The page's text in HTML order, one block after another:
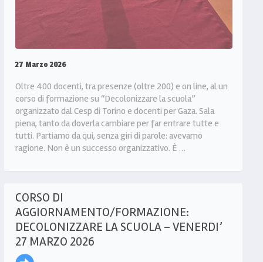
27 Marzo 2026
Oltre 400 docenti, tra presenze (oltre 200) e on line, al un
corso di formazione su “Decolonizzare la scuola”
organizzato dal Cesp di Torino e docenti per Gaza. Sala
piena, tanto da doverla cambiare per far entrare tutte e
tutti. Partiamo da qui, senza giri di parole: avevamo
ragione. Non è un successo organizzativo. È …
CORSO DI
AGGIORNAMENTO/FORMAZIONE:
DECOLONIZZARE LA SCUOLA – VENERDI’
27 MARZO 2026